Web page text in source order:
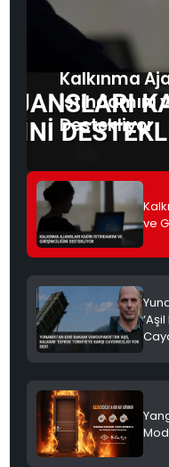
GÜNDEM
MAGAZINKalkınma
İstihdamını
Destekliyor
ve